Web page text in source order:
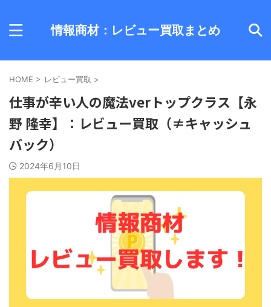
情報商材：レビュー買取まとめ
HOME > レビュー買取 >
仕事が辛い人の魔法verトップクラス【永
野 隆幸】：レビュー買取（≠キャッシュ
バック）
2024年6月10日